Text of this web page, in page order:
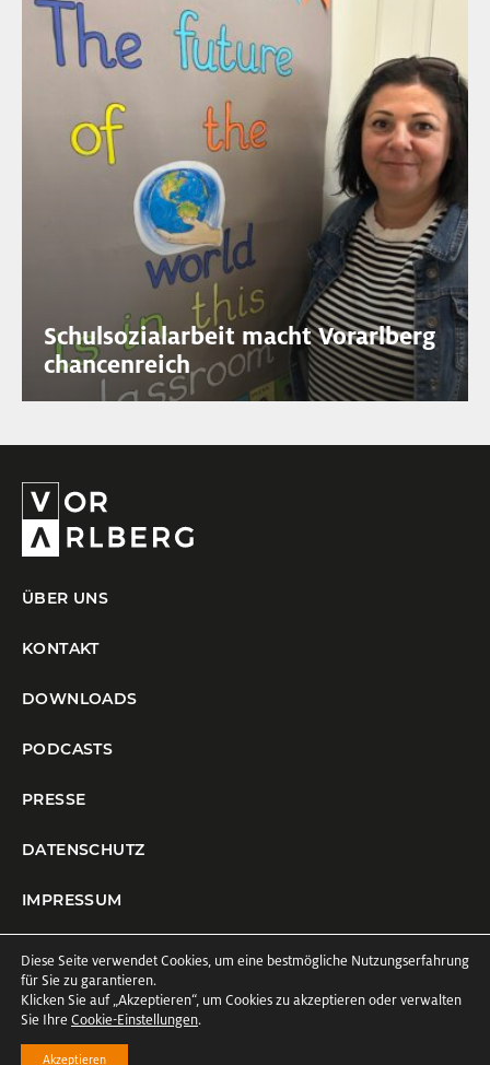
Schulsozialarbeit macht Vorarlberg
chancenreich
ÜBER UNS
KONTAKT
DOWNLOADS
PODCASTS
PRESSE
DATENSCHUTZ
IMPRESSUM
COOKIE-EINSTELLUNGEN
Diese Seite verwendet Cookies, um eine bestmögliche Nutzungserfahrung
für Sie zu garantieren.
Klicken Sie auf„Akzeptieren“, um Cookies zu akzeptieren oder verwalten
Sie Ihre Cookie-Einstellungen.
Akzeptieren